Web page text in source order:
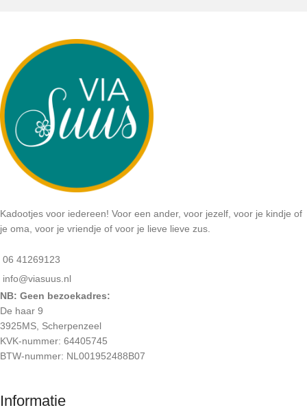
Kadootjes voor iedereen! Voor een ander, voor jezelf, voor je kindje of
je oma, voor je vriendje of voor je lieve lieve zus.
06 41269123
info@viasuus.nl
NB: Geen bezoekadres:
De haar 9
3925MS, Scherpenzeel
KVK-nummer: 64405745
BTW-nummer: NL001952488B07
Informatie